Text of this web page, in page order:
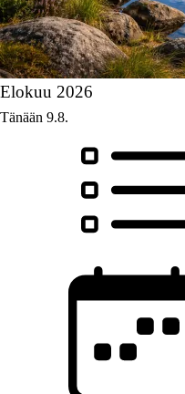
Elokuu 2026
Tänään 9.8.